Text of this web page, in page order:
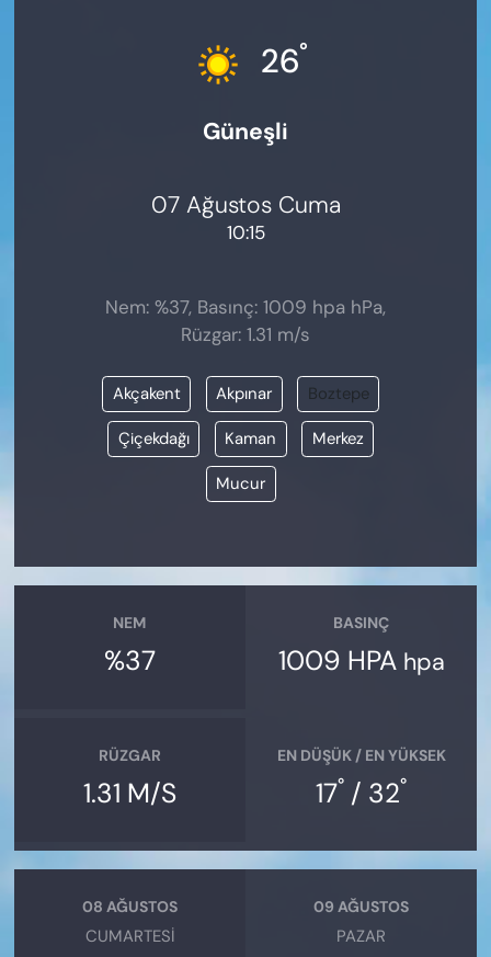
26°
Güneşli
07 Ağustos Cuma
10:15
Nem: %37, Basınç: 1009 hpa hPa,
Rüzgar: 1.31 m/s
Akçakent Akpınar Boztepe
Çiçekdağı Kaman Merkez
Mucur
NEM
%37
BASINÇ
1009 HPA hpa
RÜZGAR
1.31 M/S
EN DÜŞÜK / EN YÜKSEK
17° / 32°
08 AĞUSTOS
CUMARTESI
09 AĞUSTOS
PAZAR
ÖZEL HABER
SİYASET
VAN VE DİYARBAKIR HABERLERİ